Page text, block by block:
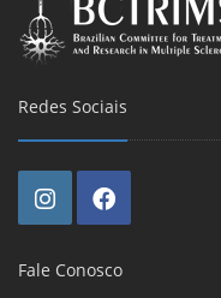
Redes Sociais
Fale Conosco